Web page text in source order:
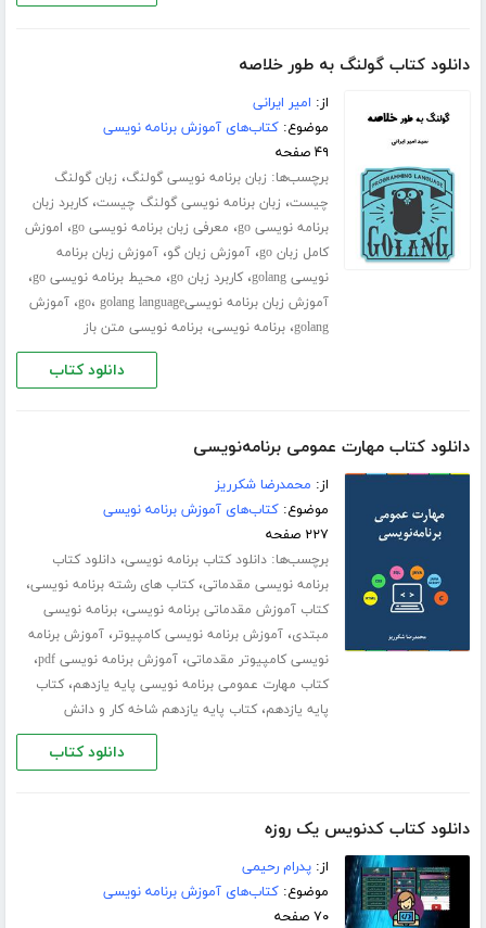
دانلود کتاب گولنگ به طور خلاصه
از: امیر ایرانی
موضوع:کتاب‌های آموزش برنامه نویسی
۴۹ صفحه
برچسب‌ها: زبان برنامه نویسی گولنگ، زبان گولنگ
چیست، زبان برنامه نویسی گولنگ چیست،کاربرد زبان
برنامه نویسی go
، معرفی زبان برنامه نویسی go ، اموزش
کامل زبان go
،آموزش زبان گو،آموزش زبان برنامه
نویسی golang
،کاربرد زبان go ، محیط برنامه نویسی go ،
آموزش زبان برنامه نویسیgo ، golang language ،آموزش
golang،برنامه نویسی،برنامه نویسی متن باز
دانلود کتاب
دانلود کتاب مهارت عمومی برنامه‌نویسی
از: محمدرضا شکرریز
موضوع:کتاب‌های آموزش برنامه نویسی
۲۲۷ صفحه
برچسب‌ها:دانلود کتاب برنامه نویسی،دانلود کتاب
برنامه نویسی مقدماتی،کتاب های رشته برنامه نویسی،
کتاب آموزش مقدماتی برنامه نویسی،برنامه نویسی
مبتدی،آموزش برنامه نویسی کامپیوتر،آموزش برنامه
نویسی کامپیوتر مقدماتی،آموزش برنامه نویسی pdf ،
کتاب مهارت عمومی برنامه نویسی پایه یازدهم،کتاب
پایه یازدهم،کتاب پایه یازدهم شاخه کار و دانش
دانلود کتاب
دانلود کتاب کدنویس یک روزه
از:پدرام رحیمی
موضوع:کتاب‌های آموزش برنامه نویسی
۷۰ صفحه